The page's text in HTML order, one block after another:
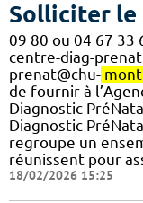
Solliciter le
09 80 ou 04 67 33
centre-diag-
prenat@chu-
de fournir à
Diagnostic
Diagnostic
regroupe un
réunissent pour
18/02/2026 15:25